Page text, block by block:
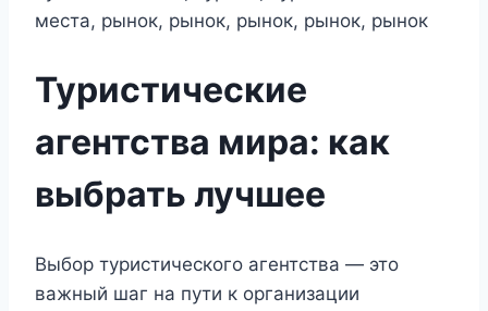
Туристические
агентства мира: как
выбрать лучшее
Выбор туристического агентства — это
важный шаг на пути к организации